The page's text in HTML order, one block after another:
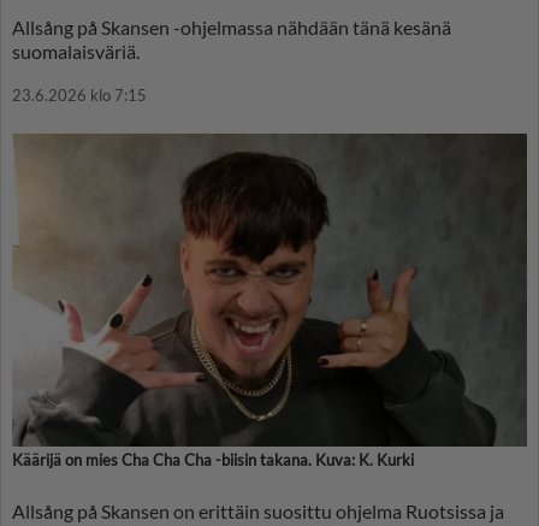
Allsång på Skansen -ohjelmassa nähdään tänä kesänä
suomalaisväriä.
23.6.2026 klo 7:15
Käärijä on mies Cha Cha Cha -biisin takana. Kuva: K. Kurki
Allsång på Skansen on erittäin suosittu ohjelma Ruotsissa ja